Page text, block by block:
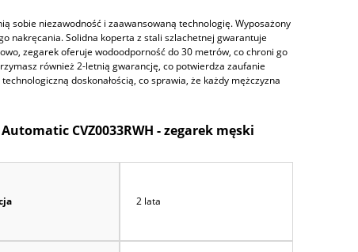
sobie niezawodność i zaawansowaną technologię. Wyposażony
nakręcania. Solidna koperta z stali szlachetnej gwarantuje
zegarek oferuje wodoodporność do 30 metrów, co chroni go
również 2-letnią gwarancję, co potwierdza zaufanie
doskonałością, co sprawia, że każdy mężczyzna
CVZ0033RWH - zegarek męski
2 lata